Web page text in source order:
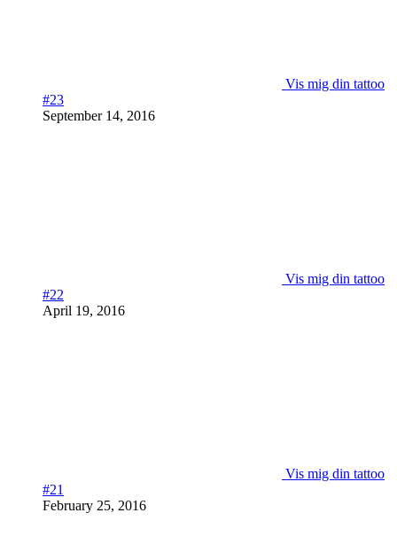
Vis mig din tattoo
#23
September 14, 2016
Vis mig din tattoo
#22
April 19, 2016
Vis mig din tattoo
#21
February 25, 2016